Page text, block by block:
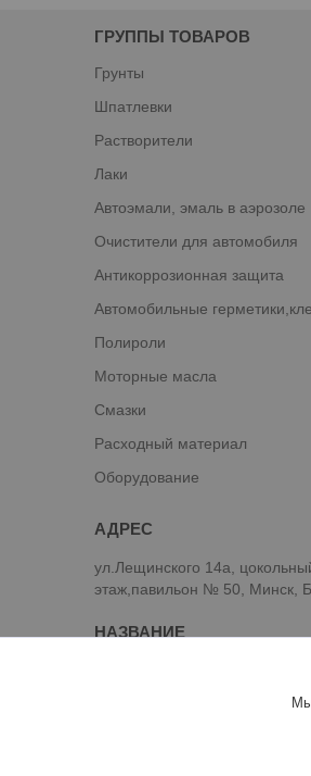
ГРУППЫ ТОВАРОВ
Грунты
Шпатлевки
Растворители
Лаки
Автоэмали, эмаль в аэрозоле
Очистители для автомобиля
Антикоррозионная защита
Автомобильные
Полироли
Моторные масла
Смазки
Расходный материал
Оборудование
ул.Лещинского 14а,
этаж,павильон № 50, Минск,